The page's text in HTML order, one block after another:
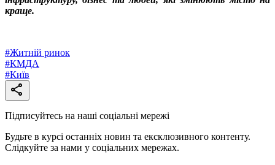
краще.
#Житній ринок
#КМДА
#Київ
Підписуйтесь на наші соціальні мережі
Будьте в курсі останніх новин та ексклюзивного контенту.
Слідкуйте за нами у соціальних мережах.